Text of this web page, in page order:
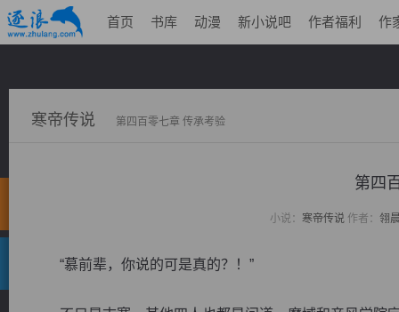
首页 书库 动漫 新小说吧 作者福利 作
寒帝传说 第四百零七章 传承考验
第四
小说： 寒帝传说作者： 翎
“慕前辈，你说的可是真的？！”